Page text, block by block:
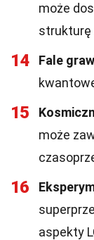
może
strukturę
14 Fale
15
może
16
aspekty